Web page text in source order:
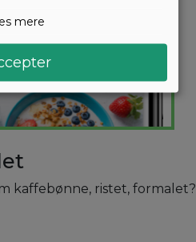
kaffebønne, ristet, formalet?
mere